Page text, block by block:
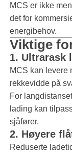
MCS er ikke
det for
energibehov.
Viktige
1. Ultrarask
MCS kan levere
rekkevidde på
For
lading kan
sjåfører.
2. Høyere
Reduserte